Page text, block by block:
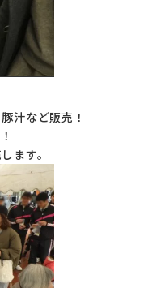
汁など販売！
ます。